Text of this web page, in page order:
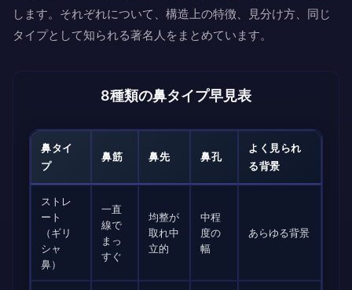
します。それぞれについて、構造上の特徴、見分け方、同じ
タイプとして知られる著名人をまとめています。
8種類の鼻タイプ早見表
鼻タイ
プ
鼻筋 鼻先 鼻孔
よく見られ
る背景
ストレ
ート
（ギリ
シャ
鼻）
一直
線で
まっ
すぐ
均整が
取れ中
立的
中程
度の
幅
あらゆる背景